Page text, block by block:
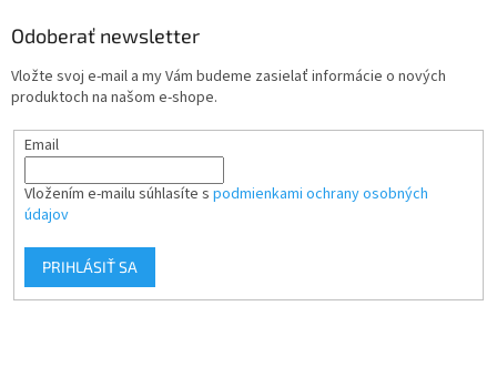
Odoberať newsletter
Vložte svoj e-mail a my Vám budeme zasielať informácie o nových
produktoch na našom e-shope.
Email
Vložením e-mailu súhlasíte s podmienkami ochrany osobných
údajov
PRIHLÁSIŤ SA